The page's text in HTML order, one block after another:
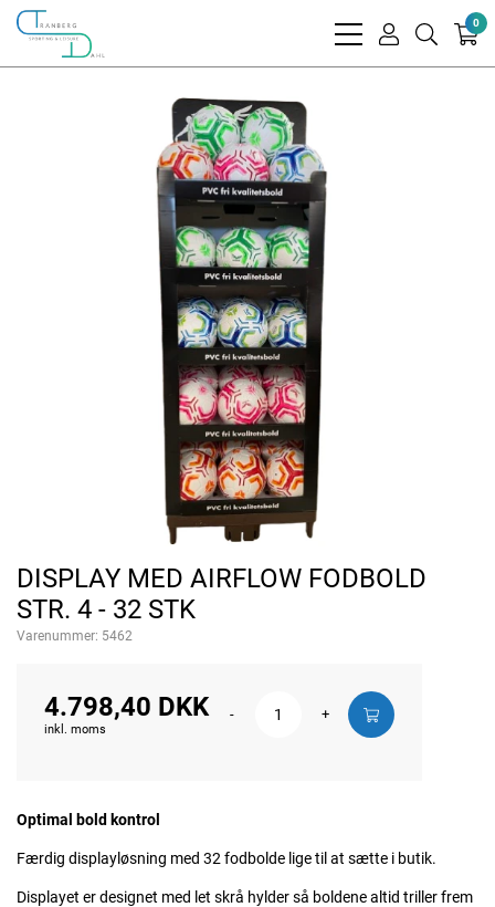
bars
user
search
0
DISPLAY MED AIRFLOW FODBOLD
STR. 4 - 32 STK
Varenummer: 5462
4.798,40 DKK
inkl. moms
- +
Optimal bold kontrol
Færdig displayløsning med 32 fodbolde lige til at sætte i butik.
Displayet er designet med let skrå hylder så boldene altid triller frem